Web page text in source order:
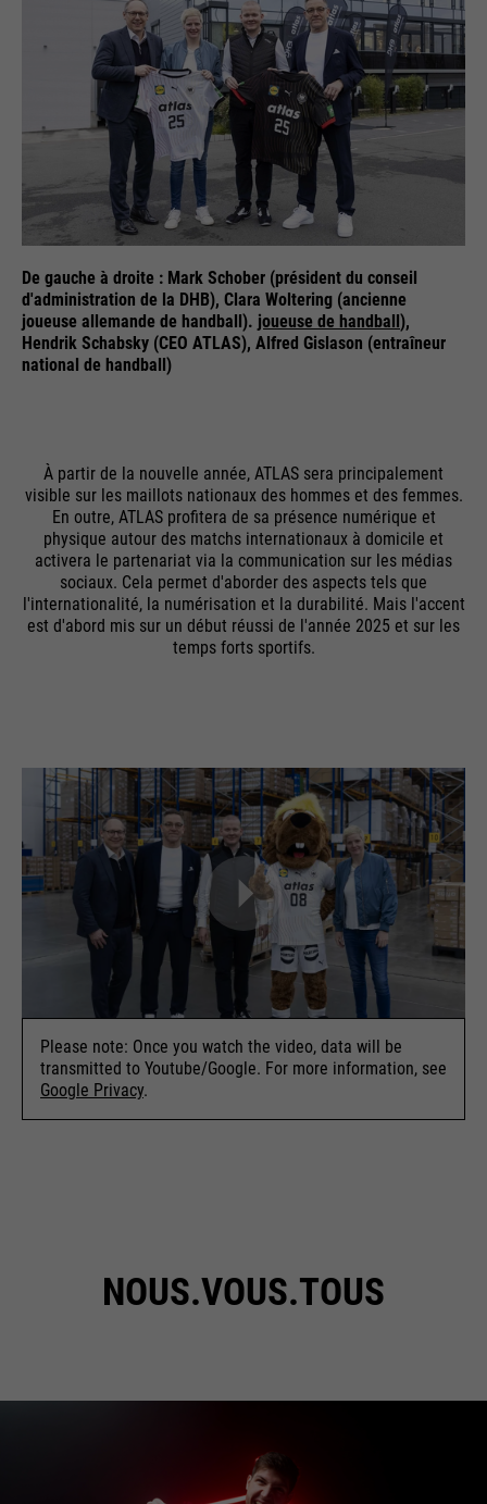
De gauche à droite : Mark Schober (président du conseil
d'administration de la DHB), Clara Woltering (ancienne
joueuse allemande de handball). joueuse de handball ),
Hendrik Schabsky (CEO ATLAS), Alfred Gislason (entraîneur
national de handball)
À partir de la nouvelle année, ATLAS sera principalement
visible sur les maillots nationaux des hommes et des femmes.
En outre, ATLAS profitera de sa présence numérique et
physique autour des matchs internationaux à domicile et
activera le partenariat via la communication sur les médias
sociaux. Cela permet d'aborder des aspects tels que
l'internationalité, la numérisation et la durabilité. Mais l'accent
est d'abord mis sur un début réussi de l'année 2025 et sur les
temps forts sportifs.
Please note: Once you watch the video, data will be
transmitted to Youtube/Google. For more information, see
Google Privacy.
NOUS.VOUS.TOUS